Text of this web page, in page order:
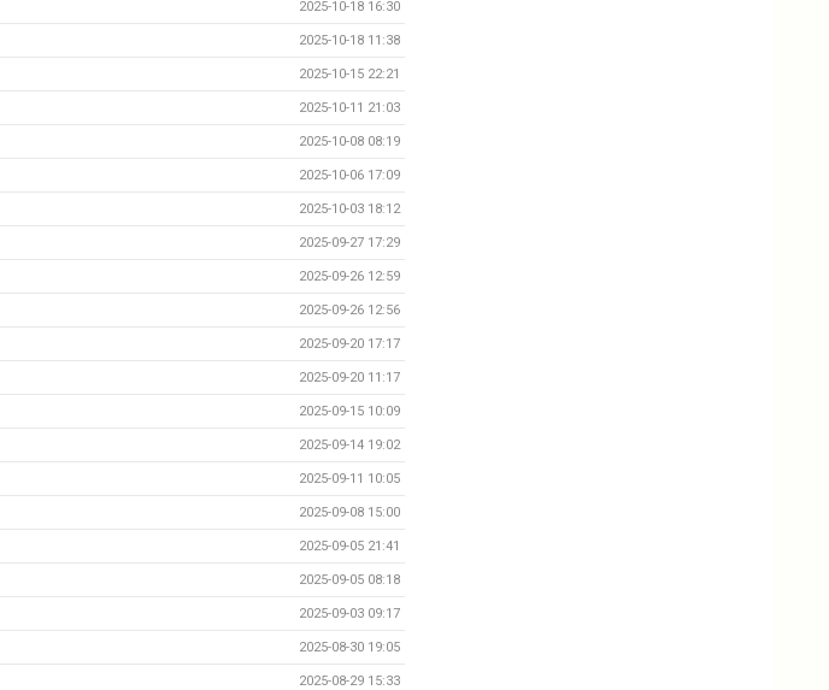
2025-10-18 16:30
2025-10-18 11:38
2025-10-15 22:21
2025-10-11 21:03
2025-10-08 08:19
2025-10-06 17:09
2025-10-03 18:12
2025-09-27 17:29
2025-09-26 12:59
2025-09-26 12:56
2025-09-20 17:17
2025-09-20 11:17
2025-09-15 10:09
2025-09-14 19:02
2025-09-11 10:05
2025-09-08 15:00
2025-09-05 21:41
2025-09-05 08:18
2025-09-03 09:17
2025-08-30 19:05
2025-08-29 15:33